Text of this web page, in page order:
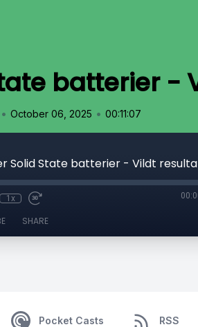
batterier -
• October 06, 2025 • 00:11:07
Solid State batterier - Vildt
1x
SHARE
Pocket Casts RSS